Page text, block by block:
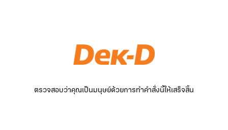
ตรวจสอบว่าคุณเป็นมนุษย์ด้วยการทำคำสั่งนี้ให้เสร็จสิ้น